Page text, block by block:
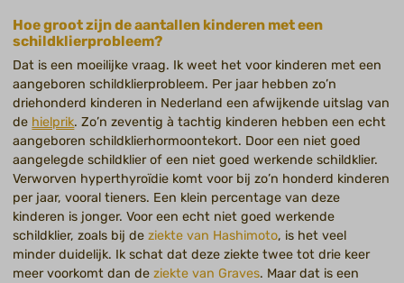
Hoe groot zijn de aantallen kinderen met een
schildklierprobleem?
Dat is een moeilijke vraag. Ik weet het voor kinderen met een
aangeboren schildklierprobleem. Per jaar hebben zo’n
driehonderd kinderen in Nederland een afwijkende uitslag van
de hielprik. Zo’n zeventig à tachtig kinderen hebben een echt
aangeboren schildklierhormoontekort. Door een niet goed
aangelegde schildklier of een niet goed werkende schildklier.
Verworven hyperthyroïdie komt voor bij zo’n honderd kinderen
per jaar, vooral tieners. Een klein percentage van deze
kinderen is jonger. Voor een echt niet goed werkende
schildklier, zoals bij deziekte van Hashimoto, is het veel
minder duidelijk. Ik schat dat deze ziekte twee tot drie keer
meer voorkomt dan deziekte van Graves. Maar dat is een